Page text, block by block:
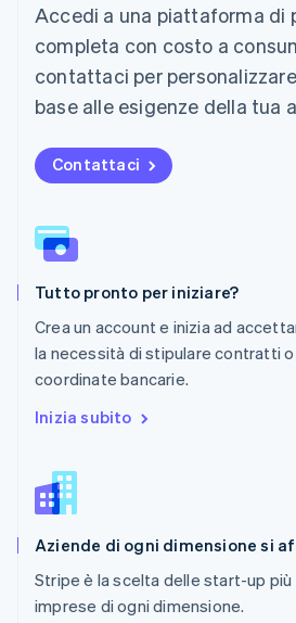
Accedi a una piattaforma di
completa con costo a
contattaci per
base alle esigenze della tua
Contattaci
Tutto pronto per iniziare?
Crea un account e inizia ad
la necessità di stipulare contratti
coordinate bancarie.
Inizia subito
Aziende di ogni dimensione si
Stripe è la scelta delle start-up
imprese di ogni dimensione.
Messico
Español
Norvegia
English
Nuova Zelanda
Paesi Bassi
NederlandsEnglish
Polonia
Portogallo
Português
English简体中文
Regno Unito
Repubblica Ceca
English
Romania
English
Slovacchia
Slovenia
Spagna
Español English